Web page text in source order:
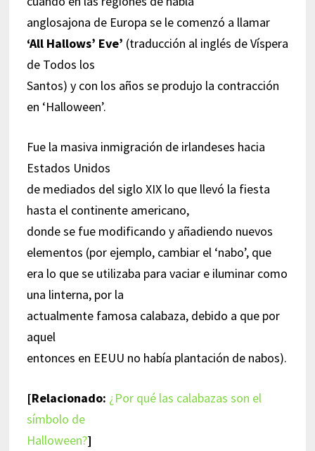
anglosajona de Europa se le comenzó a llamar
‘All Hallows’ Eve’ (traducción al inglés de Víspera
de Todos los
Santos) y con los años se produjo la contracción
en ‘Halloween’.
Fue la masiva inmigración de irlandeses hacia
Estados Unidos
de mediados del siglo XIX lo que llevó la fiesta
hasta el continente americano,
donde se fue modificando y añadiendo nuevos
elementos (por ejemplo, cambiar el ‘nabo’, que
era lo que se utilizaba para vaciar e iluminar como
una linterna, por la
actualmente famosa calabaza, debido a que por
aquel
entonces en EEUU no había plantación de nabos).
[Relacionado: ¿Por qué las calabazas son el
símbolo de
Halloween?]